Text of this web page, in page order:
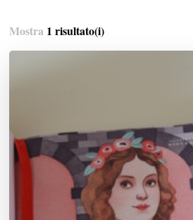
Mostra 1 risultato(i)